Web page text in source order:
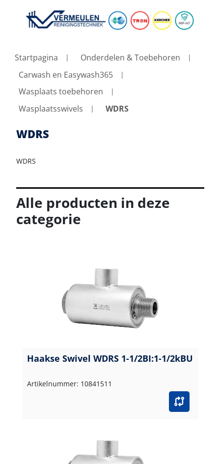
Startpagina
Onderdelen & Toebehoren
Carwash en Easywash365
Wasplaats toebehoren
Wasplaatsswivels
WDRS
WDRS
WDRS
Alle producten in deze
categorie
Haakse Swivel WDRS 1-1/2BI:1-1/2kBU
Artikelnummer: 10841511